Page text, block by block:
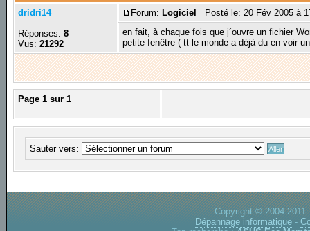
dridri14
Réponses:8
Vus:21292
Forum: Logiciel
Posté le: 20 Fév 2005 à
en fait, à chaque fois que j´ouvre un fichier
petite fenêtre ( tt le monde a déjà du en voir
Page1 sur1
Sauter vers:
Copyright © 2004-
Dépannage informatique -